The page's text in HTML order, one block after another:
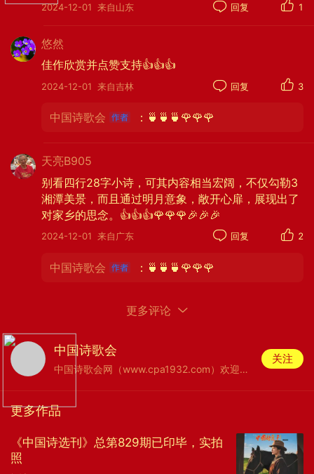
的一首古风，通过描绘湘潭当地的自然景色，巧妙地
自然景色的描摹与思乡情感的铺垫。诗的前两句
“湘江春雨不识愁，漫山杜鹃闹枝头”描绘了湘潭春天
的美丽景色，春雨绵绵，杜鹃花盛开，一片生机勃勃
的景象。这种对自然美景的描写，往往能够触发人们
通过比较当前所见与心中所想，营造出了一种时空交
错的感觉。
寄情明月的手法与指向潍坊的乡愁。在中国传统
文化中，明月常被用作寄托思乡之情的象征。“赋诗
一首寄明月”就直接表达了诗人想要通过明月来寄托
思乡之情的愿望。“照亮鸢都奎文楼”则点明了诗人思
奎文楼则是潍坊的一处标志性建筑，诗人通过奎文
不仅指明月能够照亮奎文楼，也寓意着诗人思乡之情
如月光一样，照亮了自己内心的角角落落。
优美，意境深远，展现了诗人对家乡的深深眷恋和对
“湘江春雨”之自然景色与想象中“明月”之下的“奎文
楼”场景形成了鲜明的对比，进一步拖宕了诗人乡愁
2024-12-01 来自山东 回复 1
悠然
佳作欣赏并点赞支持👍👍👍
2024-12-01 来自吉林 回复 3
中国诗歌会 ：🍵🍵🍵🌹🌹🌹
天亮B905
别看四行28字小诗，可其内容相当宏阔，不仅勾勒3
湘潭美景，而且通过明月意象，敞开心扉，展现出了
对家乡的思念。👍👍👍🌹🌹🌹🎉🎉🎉
2024-12-01 来自广东 回复 2
中国诗歌会 ：🍵🍵🍵🌹🌹🌹
更多评论
中国诗歌会
中国诗歌会网（www.cpa1932.com）欢迎你！
关注
更多作品
《中国诗选刊》总第829期已印毕，实拍
照